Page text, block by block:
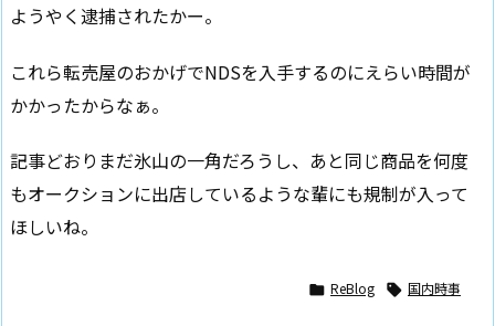
ようやく逮捕されたかー。
これら転売屋のおかげでNDSを入手するのにえらい時間が
かかったからなぁ。
記事どおりまだ氷山の一角だろうし、あと同じ商品を何度
もオークションに出店しているような輩にも規制が入って
ほしいね。
 ReBlog  国内時事